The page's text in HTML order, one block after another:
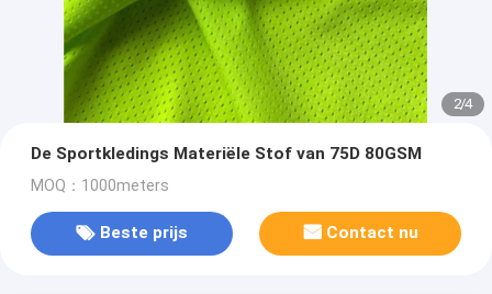
2/4
De Sportkledings Materiële Stof van 75D 80GSM
MOQ：1000meters
Beste prijs Contact nu